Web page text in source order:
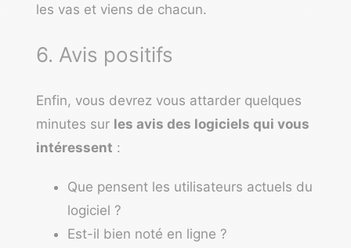
les vas et viens de chacun.
6. Avis positifs
Enfin, vous devrez vous attarder quelques
minutes sur les avis des logiciels qui vous
intéressent :
Que pensent les utilisateurs actuels du
logiciel ?
Est-il bien noté en ligne ?